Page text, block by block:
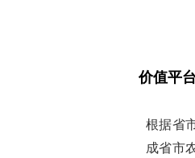
价值平台
根据省
成省市